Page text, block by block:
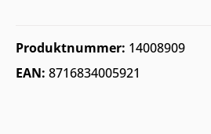
Produktnummer: 14008909
EAN: 8716834005921